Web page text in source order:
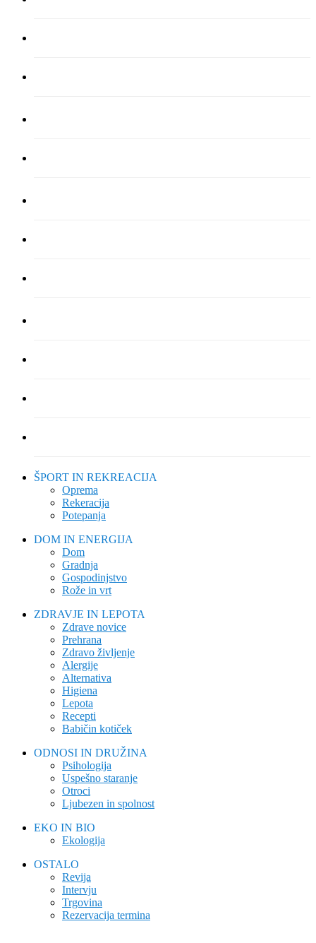
ŠPORT IN REKREACIJA
Oprema
Rekeracija
Potepanja
DOM IN ENERGIJA
Dom
Gradnja
Gospodinjstvo
Rože in vrt
ZDRAVJE IN LEPOTA
Zdrave novice
Prehrana
Zdravo življenje
Alergije
Alternativa
Higiena
Lepota
Recepti
Babičin kotiček
ODNOSI IN DRUŽINA
Psihologija
Uspešno staranje
Otroci
Ljubezen in spolnost
EKO IN BIO
Ekologija
OSTALO
Revija
Intervju
Trgovina
Rezervacija termina